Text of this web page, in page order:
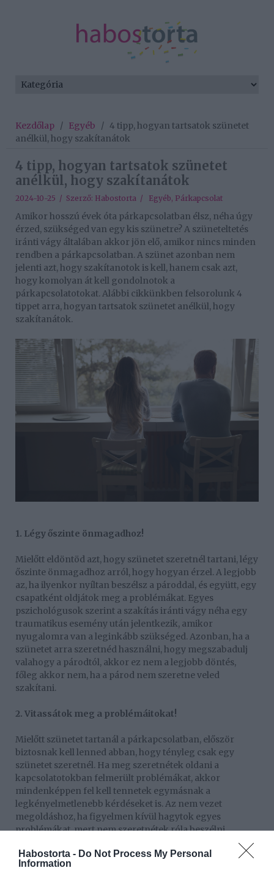
Habostorta - Do Not Process My Personal
Information
Kezdőlap / Egyéb / 4 tipp, hogyan tartsatok szünetet
anélkül, hogy szakítanátok
4 tipp, hogyan tartsatok szünetet
anélkül, hogy szakítanátok
2024-10-25 / Szerző: Habostorta / Egyéb, Párkapcsolat
Amikor hosszú évek óta párkapcsolatban élsz, néha úgy
érzed, szükséged van egy kis szünetre? A szüneteltetés
iránti vágy általában akkor jön elő, amikor nincs minden
rendben a párkapcsolatban. A szünet azonban nem
jelenti azt, hogy szakítanotok is kell, hanem csak azt,
hogy komolyan át kell gondolnotok a
párkapcsolatotokat. Alábbi cikkünkben felsorolunk 4
tippet arra, hogyan tartsatok szünetet anélkül, hogy
szakítanátok.
1. Légy őszinte önmagadhoz!
Mielőtt eldöntöd azt, hogy szünetet szeretnél tartani, légy
őszinte önmagadhoz arról, hogy hogyan érzel. A legjobb
az, ha ilyenkor nyíltan beszélsz a pároddal, és együtt, egy
csapatként oldjátok meg a problémákat. Egyes
pszichológusok szerint a szakítás iránti vágy néha egy
traumatikus esemény után jelentkezik, amikor
nyugalomra van a leginkább szükséged. Azonban, ha a
szünetet arra szeretnéd használni, hogy megszabadulj
valahogy a párodtól, akkor ez nem a legjobb döntés,
főleg akkor nem, ha a párod nem szeretne veled
szakítani.
2. Vitassátok meg a problémáitokat!
Mielőtt szünetet tartanál a párkapcsolatban, először
biztosnak kell lenned abban, hogy tényleg csak egy
szünetet szeretnél. Ha meg szeretnétek oldani a
kapcsolatotokban felmerült problémákat, akkor
mindenképpen fel kell tennetek egymásnak a
legkényelmetlenebb kérdéseket is. Az nem vezet
megoldáshoz, ha figyelmen kívül hagytok egyes
problémákat, mert nem szeretnétek róla beszélni.
megbízhat benned és nyugodtan elmondhatja neked
azokat a dolgokat, amik a szívét nyomják. Amikor